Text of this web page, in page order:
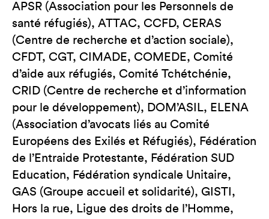
APSR (Association pour les Personnels de
santé réfugiés), ATTAC, CCFD, CERAS
(Centre de recherche et d’action sociale),
CFDT, CGT, CIMADE, COMEDE, Comité
d’aide aux réfugiés, Comité Tchétchénie,
CRID (Centre de recherche et d’information
pour le développement), DOM’ASIL, ELENA
(Association d’avocats liés au Comité
Européens des Exilés et Réfugiés), Fédération
de l’Entraide Protestante, Fédération SUD
Education, Fédération syndicale Unitaire,
GAS (Groupe accueil et solidarité), GISTI,
Hors la rue, Ligue des droits de l’Homme,